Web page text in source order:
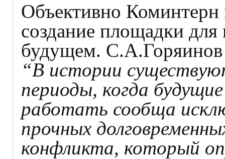
Объективно
создание площадки
будущем. С.А.Горяинов
“В истории
периоды, когда
работать сообща
прочных
конфликта, который